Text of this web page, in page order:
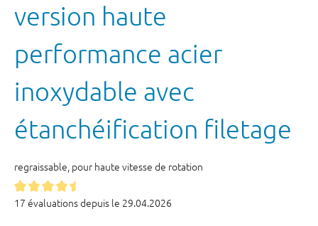
version haute
performance acier
inoxydable avec
étanchéification filetage
regraissable, pour haute vitesse de rotation
17 évaluations depuis le 29.04.2026